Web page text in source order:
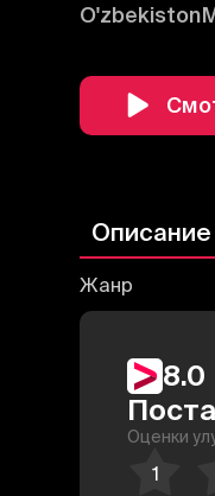
O'zbekiston
Описание
Жанр
8.0
Оценки